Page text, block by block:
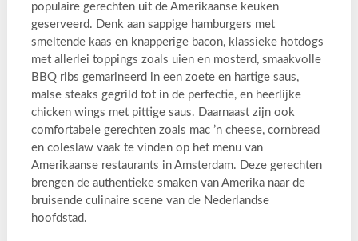
populaire gerechten uit de Amerikaanse keuken
geserveerd. Denk aan sappige hamburgers met
smeltende kaas en knapperige bacon, klassieke hotdogs
met allerlei toppings zoals uien en mosterd, smaakvolle
BBQ ribs gemarineerd in een zoete en hartige saus,
malse steaks gegrild tot in de perfectie, en heerlijke
chicken wings met pittige saus. Daarnaast zijn ook
comfortabele gerechten zoals mac ’n cheese, cornbread
en coleslaw vaak te vinden op het menu van
Amerikaanse restaurants in Amsterdam. Deze gerechten
brengen de authentieke smaken van Amerika naar de
bruisende culinaire scene van de Nederlandse
hoofdstad.